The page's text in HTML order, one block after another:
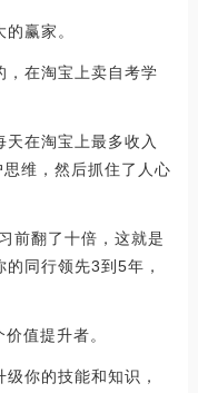
赢家。
，在淘宝上卖自考学
在淘宝上最多收入
维，然后抓住了人心
前翻了十倍，这就是
同行领先3到5年，
值提升者。
你的技能和知识，